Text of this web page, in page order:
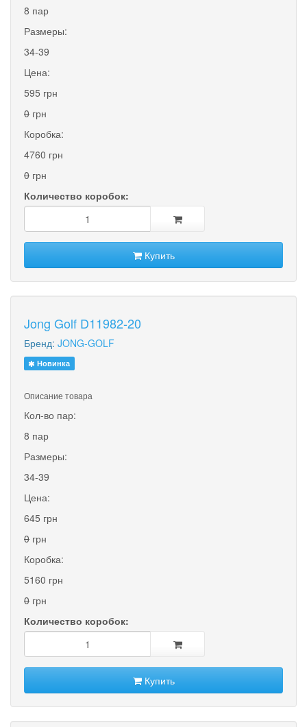
8 пар
Размеры:
34-39
Цена:
595 грн
0 грн
Коробка:
4760 грн
0 грн
Количество коробок:
Купить
Jong Golf D11982-20
Бренд: JONG-GOLF
Новинка
Описание товара
Кол-во пар:
8 пар
Размеры:
34-39
Цена:
645 грн
0 грн
Коробка:
5160 грн
0 грн
Количество коробок:
Купить